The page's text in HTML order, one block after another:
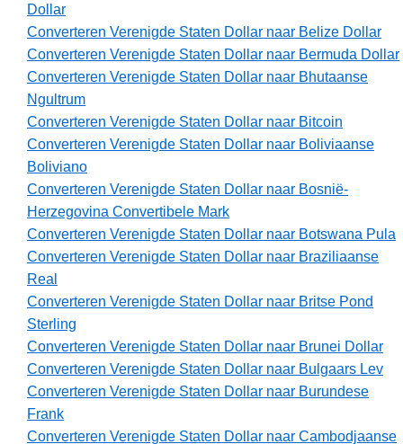
Dollar
Converteren Verenigde Staten Dollar naar Belize Dollar
Converteren Verenigde Staten Dollar naar Bermuda Dollar
Converteren Verenigde Staten Dollar naar Bhutaanse
Ngultrum
Converteren Verenigde Staten Dollar naar Bitcoin
Converteren Verenigde Staten Dollar naar Boliviaanse
Boliviano
Converteren Verenigde Staten Dollar naar Bosnië-
Herzegovina Convertibele Mark
Converteren Verenigde Staten Dollar naar Botswana Pula
Converteren Verenigde Staten Dollar naar Braziliaanse
Real
Converteren Verenigde Staten Dollar naar Britse Pond
Sterling
Converteren Verenigde Staten Dollar naar Brunei Dollar
Converteren Verenigde Staten Dollar naar Bulgaars Lev
Converteren Verenigde Staten Dollar naar Burundese
Frank
Converteren Verenigde Staten Dollar naar Cambodjaanse